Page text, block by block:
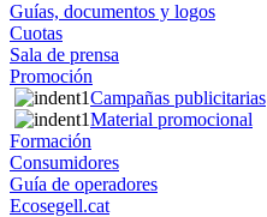
Guías, documentos y logos
Cuotas
Sala de prensa
Promoción
Campañas publicitarias
Material promocional
Formación
Consumidores
Guía de operadores
Ecosegell.cat